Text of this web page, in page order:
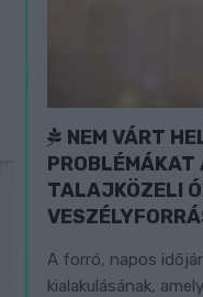
NEM VÁRT
PROBLÉMÁKAT
TALAJKÖZELI
A forró, napos
kialakulásának,